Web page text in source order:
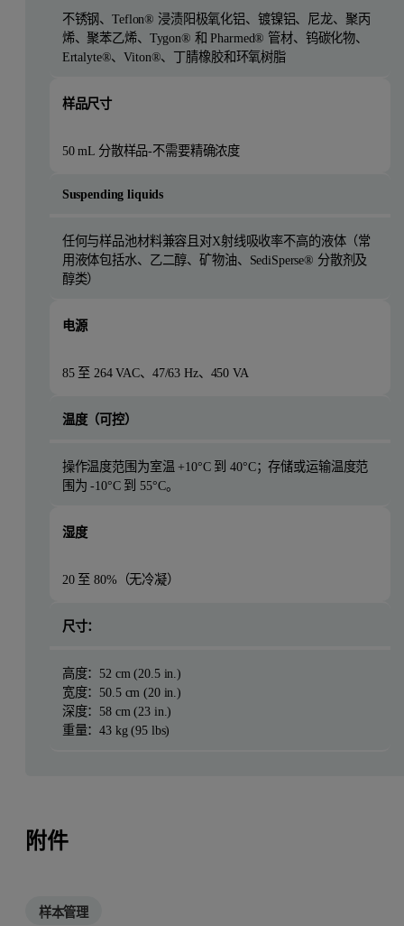
不锈钢、Teflon® 浸渍阳极氧化铝、镀镍铝、尼龙、聚丙
烯、聚苯乙烯、Tygon® 和 Pharmed® 管材、钨碳化物、
Ertalyte®、Viton®、丁腈橡胶和环氧树脂
样品尺寸
50 mL 分散样品-不需要精确浓度
Suspending liquids
任何与样品池材料兼容且对X射线吸收率不高的液体（常
用液体包括水、乙二醇、矿物油、SediSperse® 分散剂及
醇类）
电源
85 至 264 VAC、47/63 Hz、450 VA
温度（可控）
操作温度范围为室温 +10°C 到 40°C；存储或运输温度范
围为 -10°C 到 55°C。
湿度
20 至 80%（无冷凝）
尺寸：
高度：52 cm (20.5 in.)
宽度：50.5 cm (20 in.)
深度：58 cm (23 in.)
重量：43 kg (95 lbs)
附件
样本管理